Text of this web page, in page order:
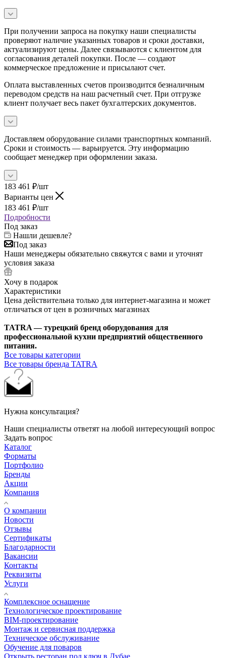
При получении запроса на покупку наши специалисты
проверяют наличие указанных товаров и сроки доставки,
актуализируют цены. Далее связываются с клиентом для
согласования деталей покупки. После — создают
коммерческое предложение и присылают счет.
Оплата выставленных счетов производится безналичным
переводом средств на наш расчетный счет. При отгрузке
клиент получает весь пакет бухгалтерских документов.
Доставляем оборудование силами транспортных компаний.
Сроки и стоимость — варьируется. Эту информацию
сообщает менеджер при оформлении заказа.
183 461 ₽/шт
Варианты цен
183 461 ₽/шт
Подробности
Под заказ
Нашли дешевле?
Под заказ
Наши менеджеры обязательно свяжутся с вами и уточнят
условия заказа
Хочу в подарок
Характеристики
Цена действительна только для интернет-магазина и может
отличаться от цен в розничных магазинах
TATRA — турецкий бренд оборудования для
профессиональной кухни предприятий общественного
питания.
Все товары категории
Все товары бренда TATRA
Нужна консультация?
Наши специалисты ответят на любой интересующий вопрос
Задать вопрос
Каталог
Форматы
Портфолио
Бренды
Акции
Компания
О компании
Новости
Отзывы
Сертификаты
Благодарности
Вакансии
Контакты
Реквизиты
Услуги
Комплексное оснащение
Технологическое проектирование
BIM-проектирование
Монтаж и сервисная поддержка
Техническое обслуживание
Обучение для поваров
Открыть ресторан под ключ в Дубае